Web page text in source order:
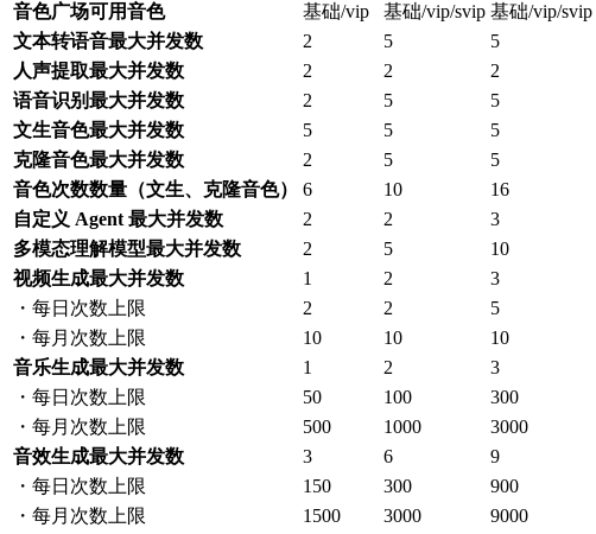
音色广场可用音色
基础/vip 基础/vip/svip 基础/vip/svip
文本转语音最大并发数
2 5 5
人声提取最大并发数
2 2 2
语音识别最大并发数
2 5 5
文生音色最大并发数
5 5 5
克隆音色最大并发数
2 5 5
音色次数数量（文生、克隆音色）
6 10 16
自定义 Agent 最大并发数
2 2 3
多模态理解模型最大并发数
2 5 10
视频生成最大并发数
1 2 3
・每日次数上限
2 2 5
・每月次数上限
10 10 10
音乐生成最大并发数
1 2 3
・每日次数上限
50 100 300
・每月次数上限
500 1000 3000
音效生成最大并发数
3 6 9
・每日次数上限
150 300 900
・每月次数上限
1500 3000 9000